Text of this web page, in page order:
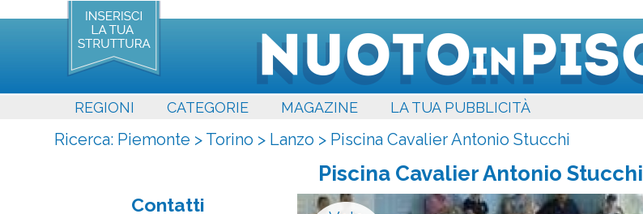
REGIONI CATEGORIE MAGAZINE LA TUA PUBBLICITÀ
Ricerca: Piemonte > Torino > Lanzo > Piscina Cavalier Antonio Stucchi
Piscina Cavalier Antonio Stucchi
Contatti